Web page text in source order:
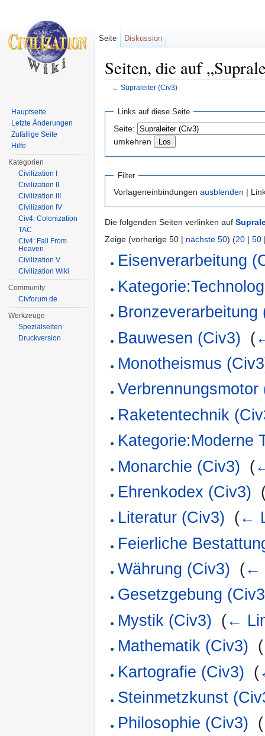
Seiten, die auf
← Supraleiter (Civ3)
Links auf diese Seite
Seite:
umkehren
Filter
Vorlageneinbindungen ausblenden |
Die folgenden Seiten verlinken auf
Zeige (vorherige 50 | nächste 50) (20 | 50
Eisenverarbeitung
Bronzeverarbeitung
Bauwesen (Civ3) (
Monotheismus
Verbrennungsmotor
Raketentechnik
Kategorie:Moderne
Monarchie (Civ3) (
Ehrenkodex (Civ3)
Literatur (Civ3) (←
Feierliche
Währung (Civ3) (←
Gesetzgebung
Mystik (Civ3) (←
Mathematik (Civ3) (
Kartografie (Civ3) (
Steinmetzkunst
Philosophie (Civ3) (
Seite Diskussion
Hauptseite
Letzte Änderungen
Zufällige Seite
Hilfe
Kategorien
Civilization I
Civilization II
Civilization III
Civilization IV
Civ4: Colonization
TAC
Civ4: Fall From
Heaven
Civilization V
Civilization Wiki
Community
Civforum.de
Werkzeuge
Spezialseiten
Druckversion